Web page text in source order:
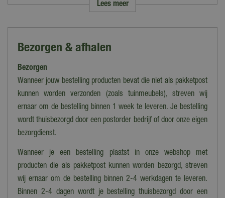
Merk
Siertuin meststoffen
Geschikt voor
Siertuin
Werking
Dosis
0,6 - 1,5 kg / 10 m²
Oppervlakte
Lees meer
Bezorgen & afhalen
Bezorgen
Wanneer jouw bestelling producten bevat die niet als pakketpost
kunnen worden verzonden (zoals tuinmeubels), streven wij
ernaar om de bestelling binnen 1 week te leveren. Je bestelling
wordt thuisbezorgd door een postorder bedrijf of door onze eigen
bezorgdienst.
Wanneer je een bestelling plaatst in onze webshop met
producten die als pakketpost kunnen worden bezorgd, streven
wij ernaar om de bestelling binnen 2-4 werkdagen te leveren.
Binnen 2-4 dagen wordt je bestelling thuisbezorgd door een